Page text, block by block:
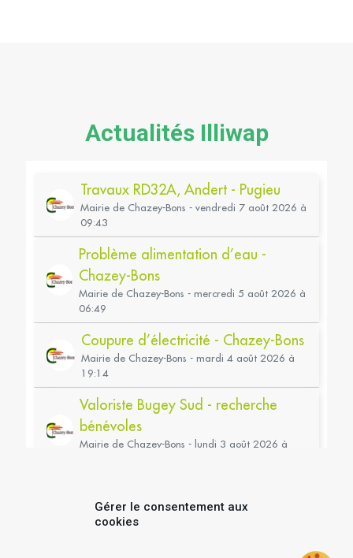
Gérer le consentement aux
cookies
Actualités Illiwap